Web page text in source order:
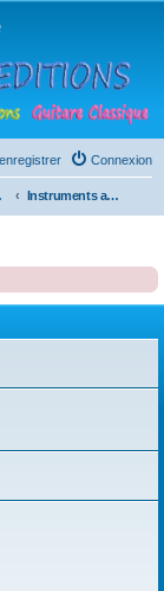
Connexion
Instruments anciens